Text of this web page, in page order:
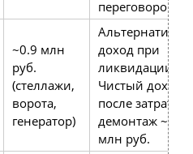
переговоров.
~0.9 млн
руб.
(стеллажи,
ворота,
генератор)
доход при
ликвидации.
Чистый доход
после затрат на
демонтаж ~0.5
млн руб.